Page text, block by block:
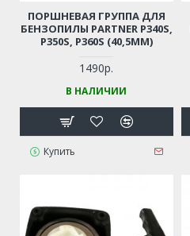
ПОРШНЕВАЯ ГРУППА ДЛЯ
БЕНЗОПИЛЫ PARTNER P340S,
P350S, P360S (40,5ММ)
1490р.
В НАЛИЧИИ
Купить